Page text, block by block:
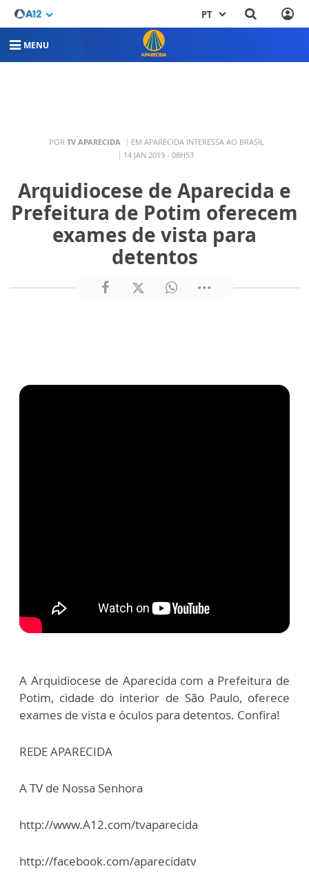
PT
MENU
POR TV APARECIDA
EM APARECIDA INTERESSA AO BRASIL
14 JAN 2019 - 08H53
Arquidiocese de Aparecida e
Prefeitura de Potim oferecem
exames de vista para
detentos
A Arquidiocese de Aparecida com a Prefeitura de
Potim, cidade do interior de São Paulo, oferece
exames de vista e óculos para detentos. Confira!
REDE APARECIDA
A TV de Nossa Senhora
http://www.A12.com/tvaparecida
http://facebook.com/aparecidatv